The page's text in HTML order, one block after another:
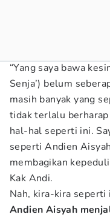
“Yang saya bawa
Senja’) belum
masih banyak yang
tidak terlalu
hal-hal seperti ini.
seperti Andien
membagikan
Kak Andi.
Nah, kira-kira
Andien Aisyah